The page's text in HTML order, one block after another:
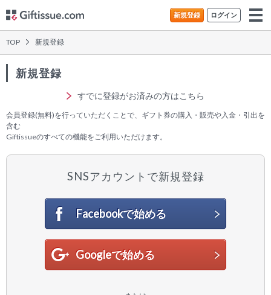
新規登録 ログイン
TOP 新規登録
新規登録
すでに登録がお済みの方はこちら
会員登録(無料)を行っていただくことで、ギフト券の購入・販売や入金・引出を
含む
Giftissueのすべての機能をご利用いただけます。
SNSアカウントで新規登録
Facebookで始める
Googleで始める